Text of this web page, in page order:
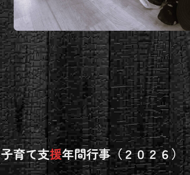
子育て支援年間行事（２０２６）